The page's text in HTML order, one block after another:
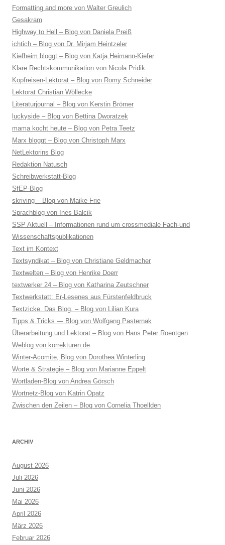
Formatting and more von Walter Greulich
Gesakram
Highway to Hell – Blog von Daniela Preiß
ichtich – Blog von Dr. Mirjam Heintzeler
Kiefheim bloggt – Blog von Katja Heimann-Kiefer
Klare Rechtskommunikation von Nicola Pridik
Kopfreisen-Lektorat – Blog von Romy Schneider
Lektorat Christian Wöllecke
Literaturjournal – Blog von Kerstin Brömer
luckyside – Blog von Bettina Dworatzek
mama kocht heute – Blog von Petra Teetz
Marx bloggt – Blog von Christoph Marx
NetLektorins Blog
Redaktion Natusch
Schreibwerkstatt-Blog
SfEP-Blog
skriving – Blog von Maike Frie
Sprachblog von Ines Balcik
SSP Aktuell – Informationen rund um crossmediale Fach-und
Wissenschaftspublikationen
Text im Kontext
Textsyndikat – Blog von Christiane Geldmacher
Textwelten – Blog von Henrike Doerr
textwerker 24 – Blog von Katharina Zeutschner
Textwerkstatt: Er-Lesenes aus Fürstenfeldbruck
Textzicke. Das Blog. – Blog von Lilian Kura
Tipps & Tricks — Blog von Wolfgang Pasternak
Überarbeitung und Lektorat – Blog von Hans Peter Roentgen
Weblog von korrekturen.de
Winter-Acomite, Blog von Dorothea Winterling
Worte & Strategie – Blog von Marianne Eppelt
Wortladen-Blog von Andrea Görsch
Wortnetz-Blog von Katrin Opatz
Zwischen den Zeilen – Blog von Cornelia Thoellden
ARCHIV
August 2026
Juli 2026
Juni 2026
Mai 2026
April 2026
März 2026
Februar 2026